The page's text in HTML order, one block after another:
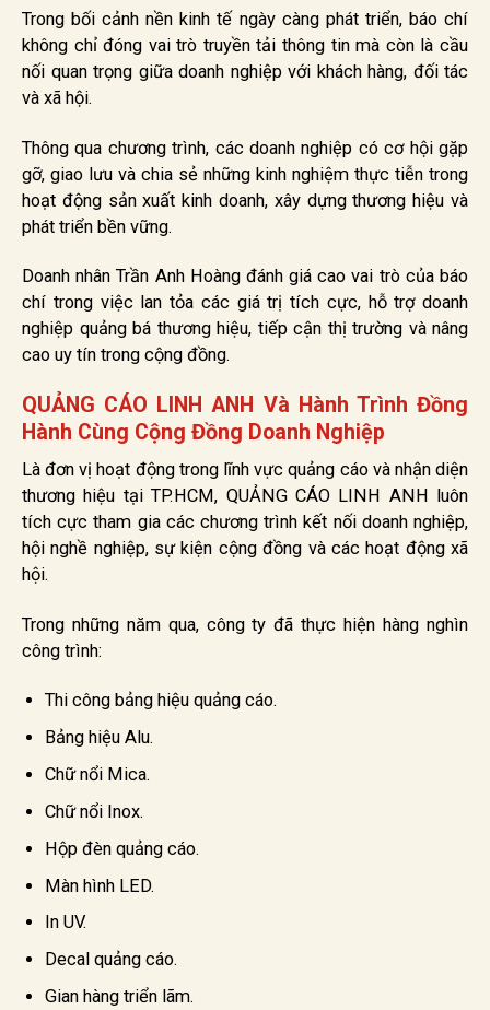
Trong bối cảnh nền kinh tế ngày càng phát triển, báo chí
không chỉ đóng vai trò truyền tải thông tin mà còn là cầu
nối quan trọng giữa doanh nghiệp với khách hàng, đối tác
và xã hội.
Thông qua chương trình, các doanh nghiệp có cơ hội gặp
gỡ, giao lưu và chia sẻ những kinh nghiệm thực tiễn trong
hoạt động sản xuất kinh doanh, xây dựng thương hiệu và
phát triển bền vững.
Doanh nhân Trần Anh Hoàng đánh giá cao vai trò của báo
chí trong việc lan tỏa các giá trị tích cực, hỗ trợ doanh
nghiệp quảng bá thương hiệu, tiếp cận thị trường và nâng
cao uy tín trong cộng đồng.
QUẢNG CÁO LINH ANH Và Hành Trình Đồng
Hành Cùng Cộng Đồng Doanh Nghiệp
Là đơn vị hoạt động trong lĩnh vực quảng cáo và nhận diện
thương hiệu tại TP.HCM, QUẢNG CÁO LINH ANH luôn
tích cực tham gia các chương trình kết nối doanh nghiệp,
hội nghề nghiệp, sự kiện cộng đồng và các hoạt động xã
hội.
Trong những năm qua, công ty đã thực hiện hàng nghìn
công trình:
Thi công bảng hiệu quảng cáo.
Bảng hiệu Alu.
Chữ nổi Mica.
Chữ nổi Inox.
Hộp đèn quảng cáo.
Màn hình LED.
In UV.
Decal quảng cáo.
Gian hàng triển lãm.